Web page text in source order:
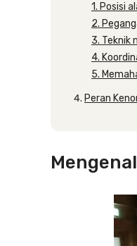
1. Posisi
2.
3. Teknik
4.
5.
Peran